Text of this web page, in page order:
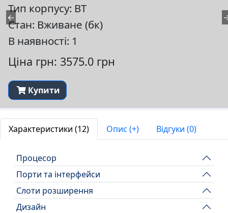
←
Тип корпусу: BT
Стан: Вживане (бк)
В наявності: 1
Ціна грн: 3575.0 грн
Купити
Характеристики (12) Опис (+) Відгуки (0)
Процесор
Порти та інтерфейси
Слоти розширення
Дизайн